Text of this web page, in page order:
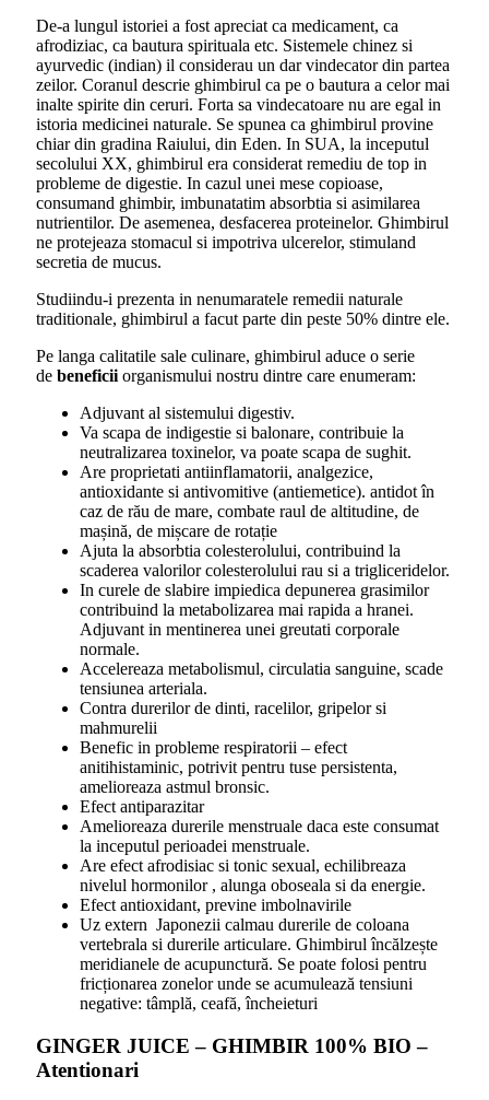
De-a lungul istoriei a fost apreciat ca medicament, ca
afrodiziac, ca bautura spirituala etc. Sistemele chinez si
ayurvedic (indian) il considerau un dar vindecator din partea
zeilor. Coranul descrie ghimbirul ca pe o bautura a celor mai
inalte spirite din ceruri. Forta sa vindecatoare nu are egal in
istoria medicinei naturale. Se spunea ca ghimbirul provine
chiar din gradina Raiului, din Eden. In SUA, la inceputul
secolului XX, ghimbirul era considerat remediu de top in
probleme de digestie. In cazul unei mese copioase,
consumand ghimbir, imbunatatim absorbtia si asimilarea
nutrientilor. De asemenea, desfacerea proteinelor. Ghimbirul
ne protejeaza stomacul si impotriva ulcerelor, stimuland
secretia de mucus.
Studiindu-i prezenta in nenumaratele remedii naturale
traditionale, ghimbirul a facut parte din peste 50% dintre ele.
Pe langa calitatile sale culinare, ghimbirul aduce o serie
de beneficii organismului nostru dintre care enumeram:
Adjuvant al sistemului digestiv.
Va scapa de indigestie si balonare, contribuie la
neutralizarea toxinelor, va poate scapa de sughit.
Are proprietati antiinflamatorii, analgezice,
antioxidante si antivomitive (antiemetice). antidot în
caz de rău de mare, combate raul de altitudine, de
mașină, de mișcare de rotație
Ajuta la absorbtia colesterolului, contribuind la
scaderea valorilor colesterolului rau si a trigliceridelor.
In curele de slabire impiedica depunerea grasimilor
contribuind la metabolizarea mai rapida a hranei.
Adjuvant in mentinerea unei greutati corporale
normale.
Accelereaza metabolismul, circulatia sanguine, scade
tensiunea arteriala.
Contra durerilor de dinti, racelilor, gripelor si
mahmurelii
Benefic in probleme respiratorii – efect
anitihistaminic, potrivit pentru tuse persistenta,
amelioreaza astmul bronsic.
Efect antiparazitar
Amelioreaza durerile menstruale daca este consumat
la inceputul perioadei menstruale.
Are efect afrodisiac si tonic sexual, echilibreaza
nivelul hormonilor , alunga oboseala si da energie.
Efect antioxidant, previne imbolnavirile
Uz extern Japonezii calmau durerile de coloana
vertebrala si durerile articulare. Ghimbirul încălzește
meridianele de acupunctură. Se poate folosi pentru
fricționarea zonelor unde se acumulează tensiuni
negative: tâmplă, ceafă, încheieturi
GINGER JUICE – GHIMBIR 100% BIO –
Atentionari